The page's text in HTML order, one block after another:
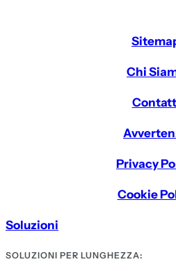
Chi
Privacy
Cookie
Soluzioni
SOLUZIONI PER LUNGHEZZA: